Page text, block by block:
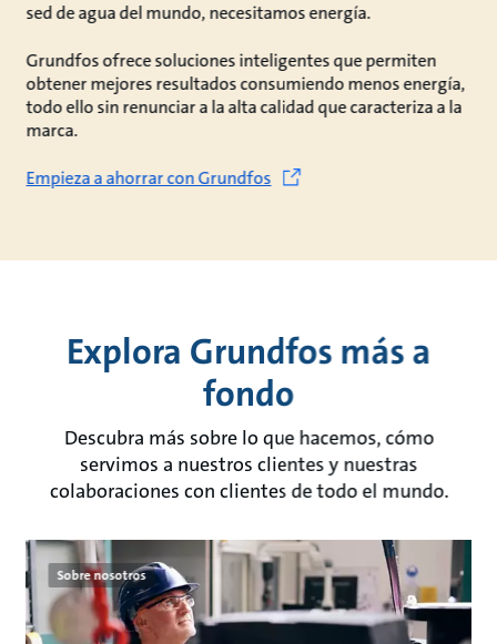
sed de agua del mundo, necesitamos energía.
Grundfos ofrece soluciones inteligentes que permiten
obtener mejores resultados consumiendo menos energía,
todo ello sin renunciar a la alta calidad que caracteriza a la
marca.
Empieza a ahorrar con Grundfos
Explora Grundfos más a
fondo
Descubra más sobre lo que hacemos, cómo
servimos a nuestros clientes y nuestras
colaboraciones con clientes de todo el mundo.
Sobre nosotros